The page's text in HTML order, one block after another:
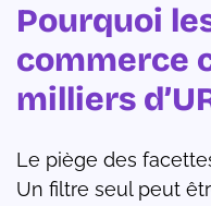
Pourquoi
commerce
milliers
Le piège des
Un filtre seul peut